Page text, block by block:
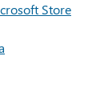
Store